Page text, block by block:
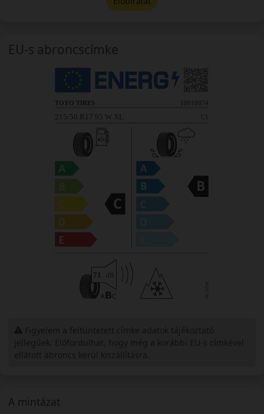
A mintázat
EU-s abroncscímke